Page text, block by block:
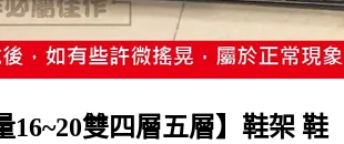
16~20雙四層五層】鞋架 鞋